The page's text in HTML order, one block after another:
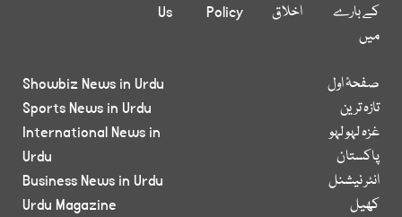
کے بارے
میں
اخلاق
Policy
Us
صفحۂ اول
تازہ ترین
غزہ لہو لہو
پاکستان
انٹر نیشنل
کھیل
Showbiz News in Urdu
Sports News in Urdu
International News in
Urdu
Business News in Urdu
Urdu Magazine